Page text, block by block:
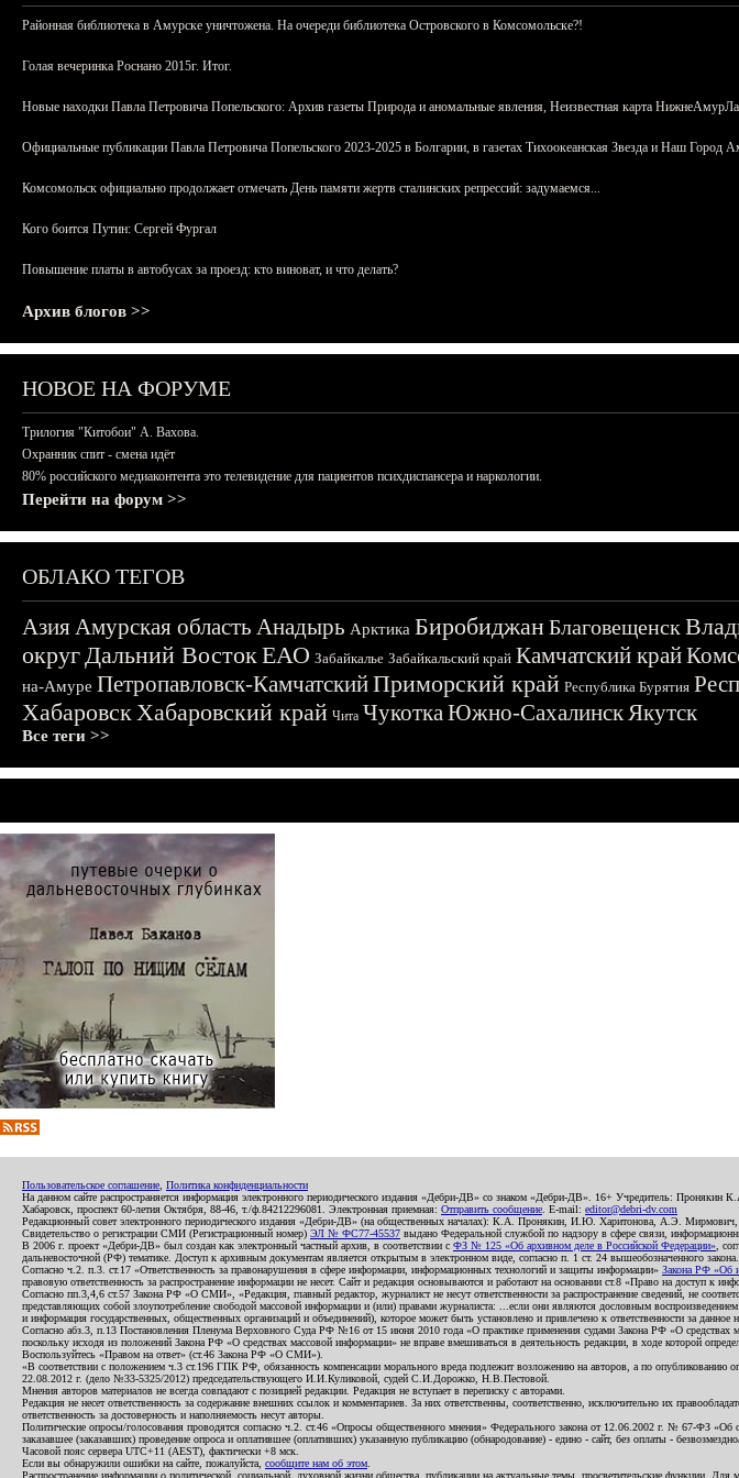
Районная библиотека в Амурске уничтожена. На очереди библиотека Островского в Комсомольске?!
Голая вечеринка Роснано 2015г. Итог.
Новые находки Павла Петровича Попельского: Архив газеты Природа и аномальные явления, Неизвестная карта
Официальные публикации Павла Петровича Попельского 2023-2025 в Болгарии, в газетах Тихоокеанская Звезда и Наш Город
Комсомольск официально продолжает отмечать День памяти жертв сталинских репрессий: задумаемся...
Кого боится Путин: Сергей Фургал
Повышение платы в автобусах за проезд: кто виноват, и что делать?
Архив блогов >>
НОВОЕ НА ФОРУМЕ
Трилогия "Китобои" А. Вахова.
Охранник спит - смена идёт
80% российского медиаконтента это телевидение для пациентов психдиспансера и наркологии.
Перейти на форум >>
ОБЛАКО ТЕГОВ
АзияАмурская область Анадырь Арктика БиробиджанБлаговещенск
округДальний ВостокЕАО Забайкалье Забайкальский край Камчатский край
на-Амуре Петропавловск-КамчатскийПриморский край Республика Бурятия
ХабаровскХабаровский край Чита ЧукоткаЮжно-СахалинскЯкутск
Все теги >>
Пользовательское соглашение Политика конфиденциальности
На данном сайте распространяется информация электронного периодического издания «Дебри-ДВ» со знаком «Дебри-ДВ». 16+ Учредитель:
Хабаровск, проспект 60-летия Октября, 88-46, т./ф.84212296081. Электронная приемная: Отправить сообщение . E-mail: editor@debri-dv.com
Редакционный совет электронного периодического издания «Дебри-ДВ» (на общественных началах): К.А. Пронякин, И.Ю. Харитонова, А.Э.
Свидетельство о регистрации СМИ (Регистрационный номер) ЭЛ № ФС77-45537 выдано Федеральной службой по надзору в сфере связи,
В 2006 г. проект «Дебри-ДВ» был создан как электронный частный архив, в соответствии с ФЗ № 125 «Об архивном деле в Российской Федерации» ,
дальневосточной (РФ) тематике. Доступ к архивным документам является открытым в электронном виде, согласно п. 1 ст. 24 вышеобозначенного
Согласно ч.2. п.3. ст.17 «Ответственность за правонарушения в сфере информации, информационных технологий и защиты информации» Закона РФ «Об
правовую ответственность за распространение информации не несет. Сайт и редакция основываются и работают на основании ст.8 «Право на доступ к
Согласно пп.3,4,6 ст.57 Закона РФ «О СМИ», «Редакция, главный редактор, журналист не несут ответственности за распространение сведений, не
представляющих собой злоупотребление свободой массовой информации и (или) правами журналиста: ...если они являются дословным
и информация государственных, общественных организаций и объединений), которое может быть установлено и привлечено к ответственности за данное
Согласно абз.3, п.13 Постановления Пленума Верховного Суда РФ №16 от 15 июня 2010 года «О практике применения судами Закона РФ «О
поскольку исходя из положений Закона РФ «О средствах массовой информации» не вправе вмешиваться в деятельность редакции, в ходе которой
Воспользуйтесь «Правом на ответ» (ст.46 Закона РФ «О СМИ»).
«В соответствии с положением ч.3 ст.196 ГПК РФ, обязанность компенсации морального вреда подлежит возложению на авторов, а по опубликованию
22.08.2012 г. (дело №33-5325/2012) председательствующего И.И.Куликовой, судей С.И.Дорожко, Н.В.Пестовой.
Мнения авторов материалов не всегда совпадают с позицией редакции. Редакция не вступает в переписку с авторами.
Редакция не несет ответственность за содержание внешних ссылок и комментариев. За них ответственны, соответственно, исключительно их
ответственность за достоверность и наполняемость несут авторы.
Политические опросы/голосования проводятся согласно ч.2. ст.46 «Опросы общественного мнения» Федерального закона от 12.06.2002 г. № 67-ФЗ «Об
заказавшее (заказавших) проведение опроса и оплатившее (оплативших) указанную публикацию (обнародование) - едино - сайт, без оплаты - безвозмездно/
Часовой пояс сервера UTC+11 (AEST), фактически +8 мск.
Если вы обнаружили ошибки на сайте, пожалуйста, сообщите нам об этом
Распространение информации о политической, социальной, духовной жизни общества, публикации на актуальные темы, просветительские функции.